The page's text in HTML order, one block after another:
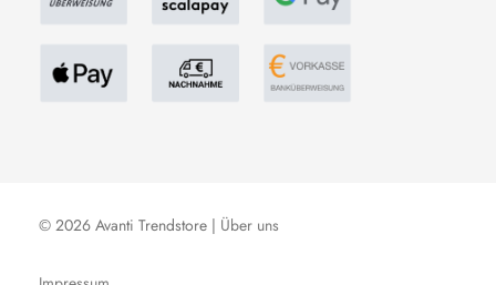
© 2026 Avanti Trendstore | Über uns